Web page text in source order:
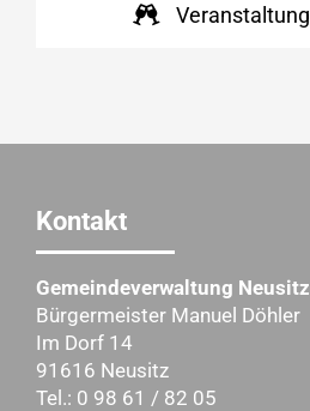
Kontakt
Gemeindeverwaltung Neusitz
Bürgermeister Manuel Döhler
Im Dorf 14
91616 Neusitz
Tel.: 0 98 61 / 82 05